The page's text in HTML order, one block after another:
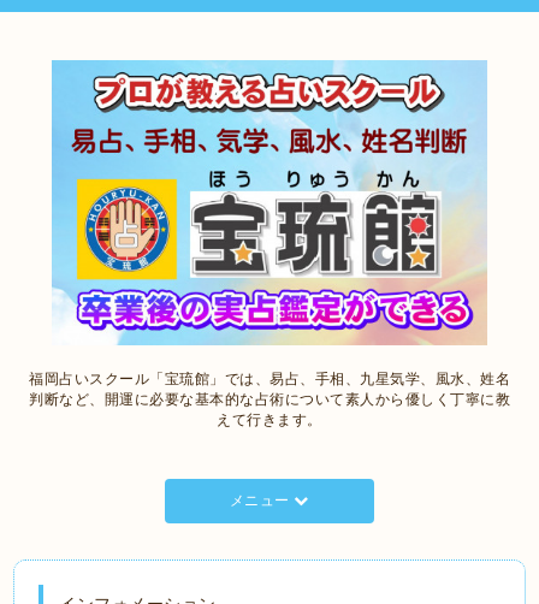
福岡占いスクール「宝琉館」では、易占、手相、九星気学、風水、姓名
判断など、開運に必要な基本的な占術について素人から優しく丁寧に教
えて行きます。
メニュー